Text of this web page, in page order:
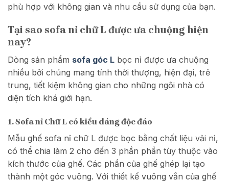
phù hợp với không gian và nhu cầu sử dụng của bạn.
Tại sao sofa nỉ chữ L được ưa chuộng hiện
nay?
Dòng sản phẩm sofa góc L bọc nỉ được ưa chuộng
nhiều bởi chúng mang tính thời thượng, hiện đại, trẻ
trung, tiết kiệm không gian cho những ngôi nhà có
diện tích khá giới hạn.
1. Sofa nỉ Chữ L có kiểu dáng độc đáo
Mẫu ghế sofa nỉ chữ L được bọc bằng chất liệu vải nỉ,
có thể chia làm 2 cho đến 3 phần phần tùy thuộc vào
kích thước của ghế. Các phần của ghế ghép lại tạo
thành một góc vuông. Với thiết kế vuông vắn của ghế